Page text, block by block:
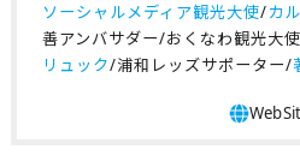
ソーシャルメディア観光大使/カ
善アンバサダー/おくなわ観光大
リュック/浦和レッズサポーター/